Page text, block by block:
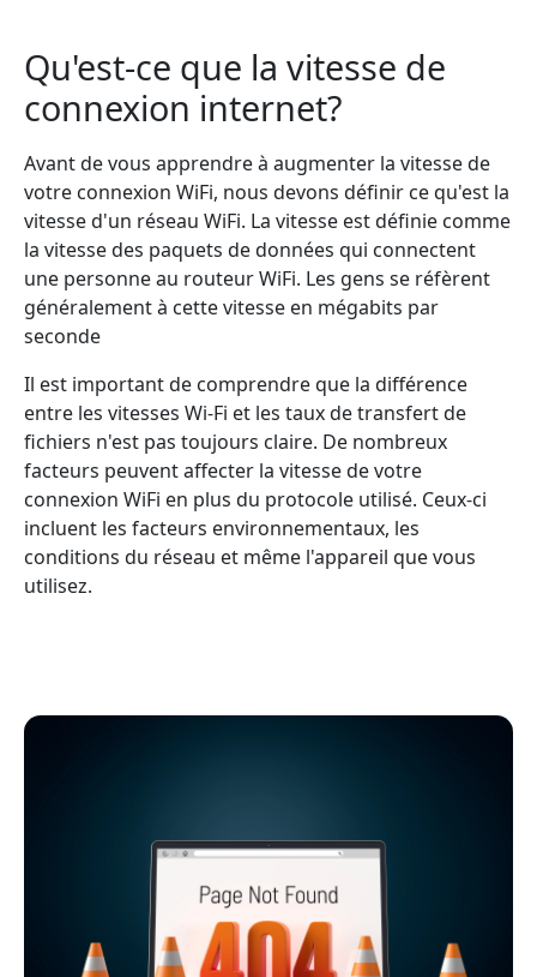
Qu'est-ce que la vitesse de
connexion internet?
Avant de vous apprendre à augmenter la vitesse de
votre connexion WiFi, nous devons définir ce qu'est la
vitesse d'un réseau WiFi. La vitesse est définie comme
la vitesse des paquets de données qui connectent
une personne au routeur WiFi. Les gens se réfèrent
généralement à cette vitesse en mégabits par
seconde
Il est important de comprendre que la différence
entre les vitesses Wi-Fi et les taux de transfert de
fichiers n'est pas toujours claire. De nombreux
facteurs peuvent affecter la vitesse de votre
connexion WiFi en plus du protocole utilisé. Ceux-ci
incluent les facteurs environnementaux, les
conditions du réseau et même l'appareil que vous
utilisez.